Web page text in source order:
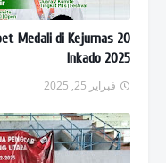
Medali di Kejurnas
Inkado 2025
فبراير 25, 2025